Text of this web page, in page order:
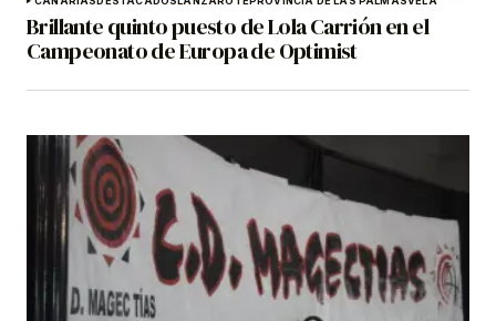
Brillante quinto puesto de Lola Carrión en el
Campeonato de Europa de Optimist